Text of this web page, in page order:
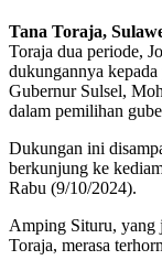
Tana Toraja,
Toraja dua periode,
dukungannya
Gubernur Sulsel,
dalam pemilihan
Dukungan ini
berkunjung ke
Rabu (9/10/2024).
Amping Situru, yang
Toraja, merasa